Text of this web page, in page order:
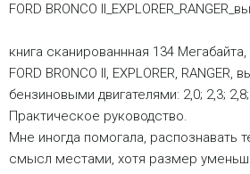
FORD BRONCO
книга сканированнная 134 Мегабайта,
FORD BRONCO II, EXPLORER, RANGER,
бензиновыми двигателями: 2,0; 2,3; 2,8;
Практическое руководство.
Мне иногда помогала, распознавать
смысл местами, хотя размер